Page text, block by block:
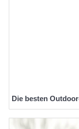
Die besten